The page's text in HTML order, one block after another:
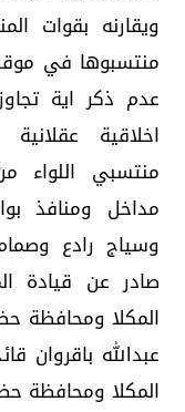
ويقارنه بقوات
منتسبوها في
عدم ذكر اية
اخلاقية
منتسبي اللواء
مداخل ومنافذ
وسياج رادع
صادر عن قيادة
المكلا ومحافظة
عبدالله باقروان
المكلا ومحافظة حضرموت